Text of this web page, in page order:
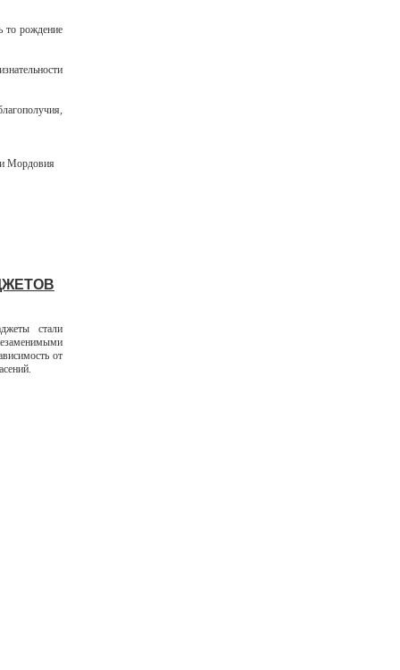
то рождение
Мордовия
стали
от